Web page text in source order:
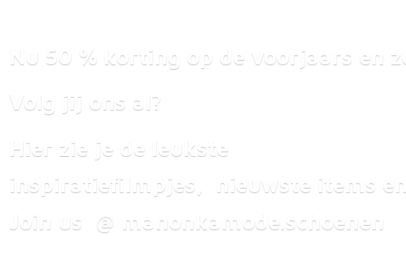
Nu 50 % korting op de voorjaars en
Volg jij ons al?
Hier zie je de leukste
inspiratiefilmpjes, nieuwste items
Join us @ manonkamode.schoenen